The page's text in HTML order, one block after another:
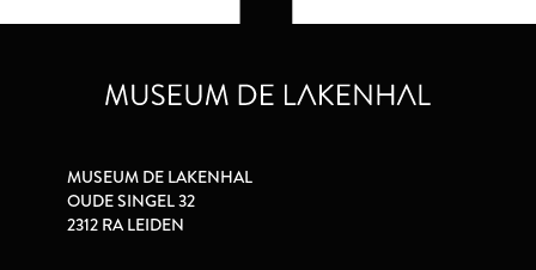
MUSEUM DE LAKENHAL
OUDE SINGEL 32
2312 RA LEIDEN